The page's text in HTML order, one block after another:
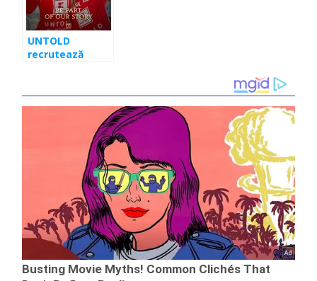
UNTOLD
recrutează
acesta. Înscrie-
te aici